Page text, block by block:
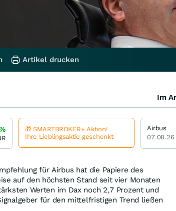
für Airbus hat die Papiere des
auf den höchsten Stand seit vier Monaten
Werten im Dax noch 2,7 Prozent und
für den mittelfristigen Trend ließen
Artikel drucken
Im
🎁 SMARTBROKER+ Aktion!
Ihre Lieblingsaktie geschenkt
Airbus
07.08.26